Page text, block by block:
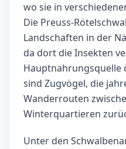
wo sie in
Die Preuss-
Landschaften in der
da dort die Insekten
Hauptnahrungsquelle
sind Zugvögel, die
Wanderrouten
Winterquartieren
Unter den